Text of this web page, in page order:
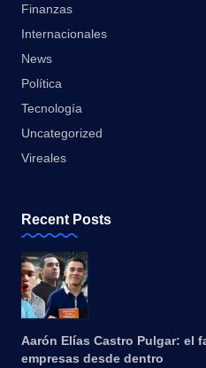
Finanzas
Internacionales
News
Política
Tecnología
Uncategorized
Vireales
Recent Posts
Aarón Elías Castro Pulgar: el
empresas desde dentro